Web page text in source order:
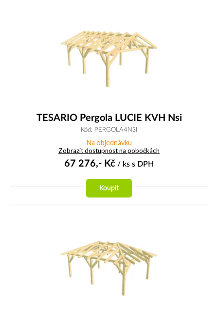
TESARIO Pergola LUCIE KVH Nsi
Kód: PERGOLA4NSI
Na objednávku
Zobrazit dostupnost na pobočkách
67 276,- Kč / ks s DPH
Koupit